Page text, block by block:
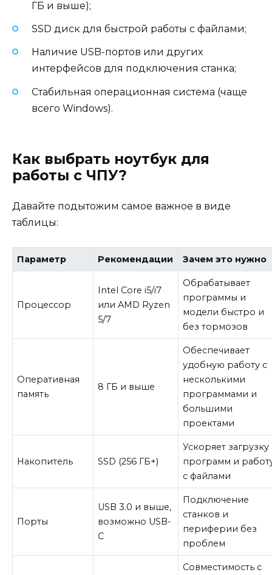
ГБ и выше);
SSD диск для быстрой работы с файлами;
Наличие USB-портов или других
интерфейсов для подключения станка;
Стабильная операционная система (чаще
всего Windows).
Как выбрать ноутбук для
работы с ЧПУ?
Давайте подытожим самое важное в виде
таблицы:
Параметр Рекомендации Зачем это нужно
Процессор
Intel Core i5/i7
или AMD Ryzen
5/7
Обрабатывает
программы и
модели быстро и
без тормозов
Оперативная
память
8 ГБ и выше
Обеспечивает
удобную работу с
несколькими
программами и
большими
проектами
Накопитель SSD (256 ГБ+)
Ускоряет загрузку
программ и
с файлами
Порты
USB 3.0 и выше,
возможно USB-
C
Подключение
станков и
периферии без
проблем
Совместимость с